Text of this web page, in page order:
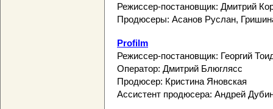
Режиссер-постановщик: Дмитрий
Продюсеры: Асанов Руслан,
Profilm
Режиссер-постановщик: Георгий
Оператор: Дмитрий Блюглясс
Продюсер: Кристина Яновская
Ассистент продюсера: Андрей